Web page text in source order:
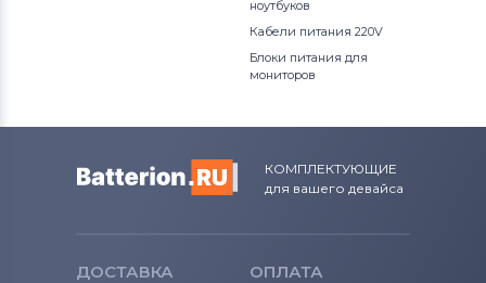
ноутбуков
Кабели питания 220V
Блоки питания для
мониторов
КОМПЛЕКТУЮЩИЕ
для вашего девайса
ДОСТАВКА
ОПЛАТА